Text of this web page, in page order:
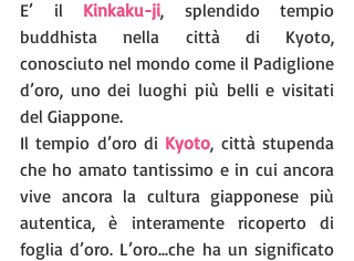
E’ il Kinkaku-ji, splendido tempio
buddhista nella città di Kyoto,
conosciuto nel mondo come il Padiglione
d’oro, uno dei luoghi più belli e visitati
del Giappone.
Il tempio d’oro di Kyoto, città stupenda
che ho amato tantissimo e in cui ancora
vive ancora la cultura giapponese più
autentica, è interamente ricoperto di
foglia d’oro. L’oro...che ha un significato